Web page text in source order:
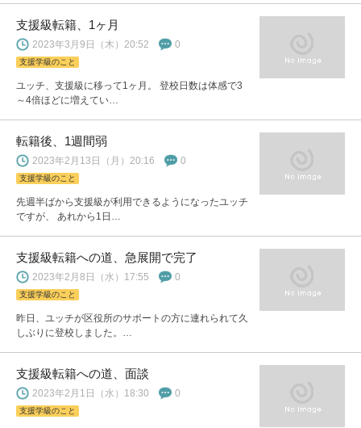
支援級転籍、1ヶ月
2023年3月9日（木）20:52 0
支援学級のこと
ユッチ、支援級に移って1ヶ月。 登校日数は体感で3
～4倍ほどに増えてい…
転籍後、1週間弱
2023年2月13日（月）20:16 0
支援学級のこと
先週半ばから支援級が利用できるようになったユッチ
ですが、 あれから1日…
支援級転籍への道、急展開で完了
2023年2月8日（水）17:55 0
支援学級のこと
昨日、ユッチが区役所のサポートの方に連れられて久
しぶりに登校しました。…
支援級転籍への道、面談
2023年2月1日（水）18:30 0
支援学級のこと